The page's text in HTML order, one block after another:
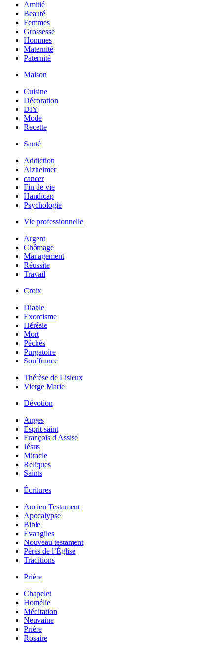
Amitié
Beauté
Femmes
Grossesse
Hommes
Maternité
Paternité
Maison
Cuisine
Décoration
DIY
Mode
Recette
Santé
Addiction
Alzheimer
cancer
Fin de vie
Handicap
Psychologie
Vie professionnelle
Argent
Chômage
Management
Réussite
Travail
Croix
Diable
Exorcisme
Hérésie
Mort
Péchés
Purgatoire
Souffrance
Thérèse de Lisieux
Vierge Marie
Dévotion
Anges
Esprit saint
François d'Assise
Jésus
Miracle
Reliques
Saints
Écritures
Ancien Testament
Apocalypse
Bible
Évangiles
Nouveau testament
Pères de l’Église
Traditions
Prière
Chapelet
Homélie
Méditation
Neuvaine
Prière
Rosaire